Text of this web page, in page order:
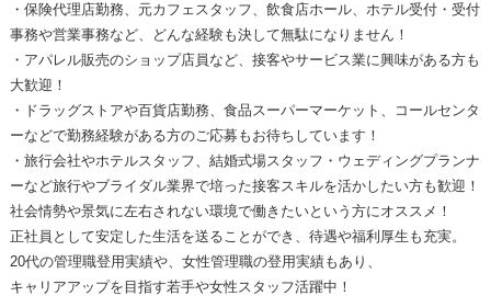
・保険代理店勤務、元カフェスタッフ、飲食店ホール、ホテル受付・受付
事務や営業事務など、どんな経験も決して無駄になりません！
・アパレル販売のショップ店員など、接客やサービス業に興味がある方も
大歓迎！
・ドラッグストアや百貨店勤務、食品スーパーマーケット、コールセンタ
ーなどで勤務経験がある方のご応募もお待ちしています！
・旅行会社やホテルスタッフ、結婚式場スタッフ・ウェディングプランナ
ーなど旅行やブライダル業界で培った接客スキルを活かしたい方も歓迎！
社会情勢や景気に左右されない環境で働きたいという方にオススメ！
正社員として安定した生活を送ることができ、待遇や福利厚生も充実。
20代の管理職登用実績や、女性管理職の登用実績もあり、
キャリアアップを目指す若手や女性スタッフ活躍中！